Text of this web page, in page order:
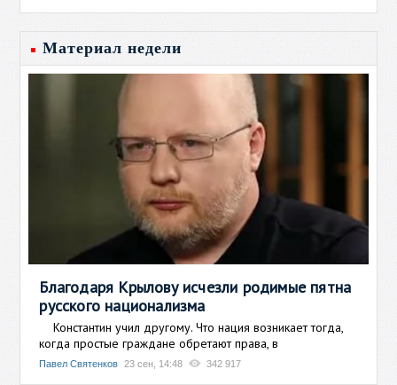
Материал недели
Благодаря Крылову исчезли родимые пятна
русского национализма
Константин учил другому. Что нация возникает тогда,
когда простые граждане обретают права, в
Павел Святенков 23 сен, 14:48 342 917